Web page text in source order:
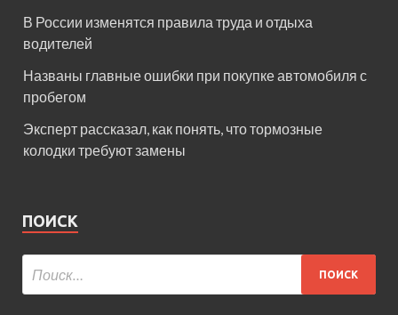
В России изменятся правила труда и отдыха
водителей
Названы главные ошибки при покупке автомобиля с
пробегом
Эксперт рассказал, как понять, что тормозные
колодки требуют замены
ПОИСК